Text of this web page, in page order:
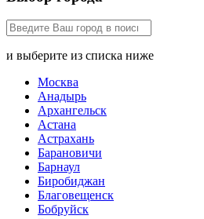
и выберите из списка ниже
Москва
Анадырь
Архангельск
Астана
Астрахань
Барановичи
Барнаул
Биробиджан
Благовещенск
Бобруйск